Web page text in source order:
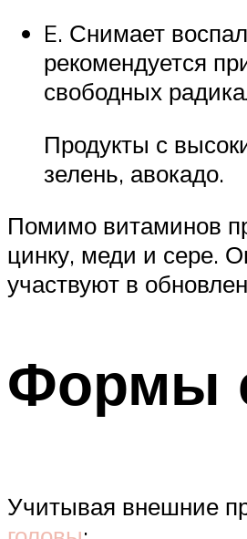
E. Снимает
рекомендуется
свободных
Продукты с
зелень, авокадо.
Помимо витаминов
цинку, меди и сере.
участвуют в
Формы
Учитывая внешние